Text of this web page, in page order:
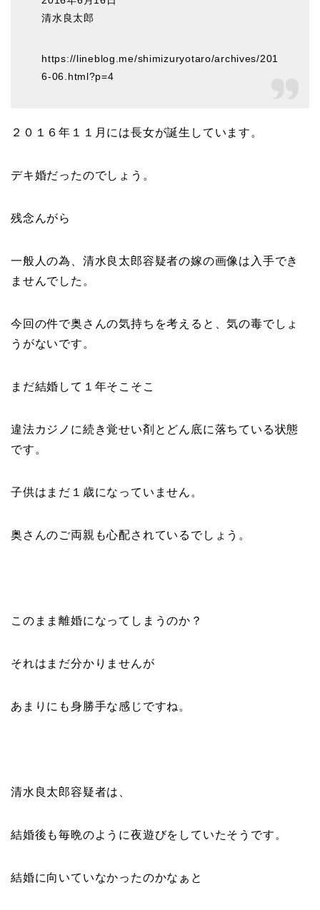
清水良太郎
https://lineblog.me/shimizuryotaro/archives/201
6-06.html?p=4
２０１６年１１月には長女が誕生しています。
デキ婚だったのでしょう。
残念んがら
一般人の為、清水良太郎容疑者の嫁の画像は入手でき
ませんでした。
今回の件で奥さんの気持ちを考えると、気の毒でしょ
うがないです。
まだ結婚して１年そこそこ
違法カジノに続き覚せい剤とどん底に落ちている状態
です。
子供はまだ１歳になっていません。
奥さんのご両親も心配されているでしょう。
このまま離婚になってしまうのか？
それはまだ分かりませんが
あまりにも身勝手な感じですね。
清水良太郎容疑者は、
結婚後も毎晩のように夜遊びをしていたそうです。
結婚に向いていなかったのかなぁと